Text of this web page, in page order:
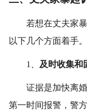
若想在丈夫家
以下几个方面着手。
1、 及时收集和
证据是加快离
第一时间报警，警